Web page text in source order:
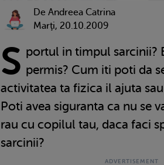
De Andreea Catrina
Marţi, 20.10.2009
S portul in timpul sarcinii?
permis? Cum iti poti da
activitatea ta fizica il ajuta
Poti avea siguranta ca nu se
rau cu copilul tau, daca faci
sarcinii?